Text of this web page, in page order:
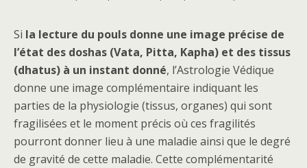
Si la lecture du pouls donne une image précise de
l’état des doshas (Vata, Pitta, Kapha) et des tissus
(dhatus) à un instant donné, l’Astrologie Védique
donne une image complémentaire indiquant les
parties de la physiologie (tissus, organes) qui sont
fragilisées et le moment précis où ces fragilités
pourront donner lieu à une maladie ainsi que le degré
de gravité de cette maladie. Cette complémentarité